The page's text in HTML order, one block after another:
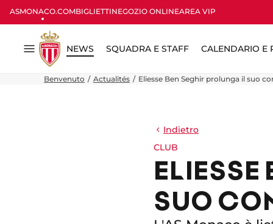
ASMONACO.COMBIGLIETTINEGOZIO ONLINEAREA VIP
Menu
NEWS SQUADRA E STAFF CALENDARIO E
Benvenuto Actualités Eliesse Ben Seghir prolunga il suo
Indietro
CLUB
ELIESSE
SUO